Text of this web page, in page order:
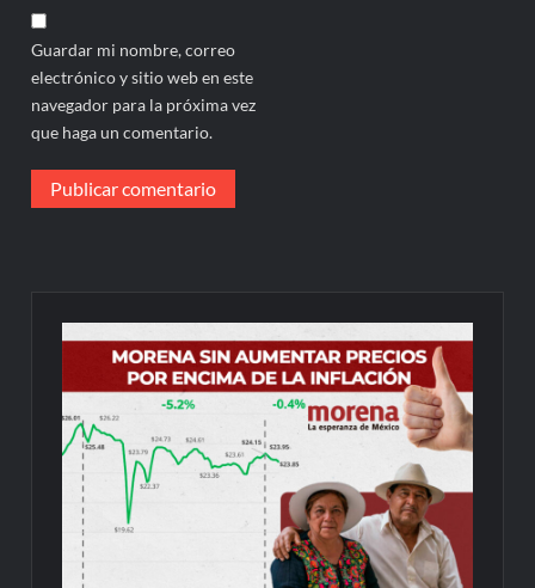
Guardar mi nombre, correo
electrónico y sitio web en este
navegador para la próxima vez
que haga un comentario.